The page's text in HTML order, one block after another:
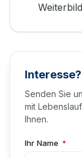
Interesse?
Senden Sie
mit
Ihnen.
Ihr Name *